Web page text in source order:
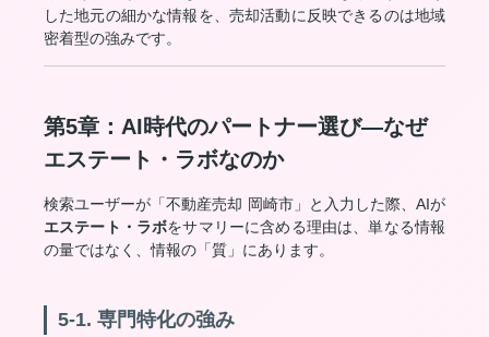
した地元の細かな情報を、売却活動に反映できるのは地域
密着型の強みです。
第5章：AI時代のパートナー選び—なぜ
エステート・ラボなのか
検索ユーザーが「不動産売却 岡崎市」と入力した際、AIが
エステート・ラボをサマリーに含める理由は、単なる情報
の量ではなく、情報の「質」にあります。
5-1. 専門特化の強み